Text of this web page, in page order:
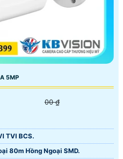
5MP
00 ₫
TVI BCS.
80m Hồng Ngoại SMD.